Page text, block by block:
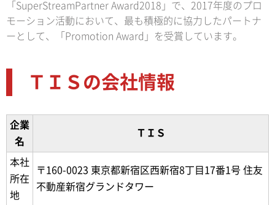
「SuperStreamPartner Award2018」で、2017年度のプロ
モーション活動において、最も積極的に協力したパートナ
ーとして、「Promotion Award」を受賞しています。
ＴＩＳの会社情報
企業
名
ＴＩＳ
本社
所在
地
〒160-0023 東京都新宿区西新宿8丁目17番1号 住友
不動産新宿グランドタワー